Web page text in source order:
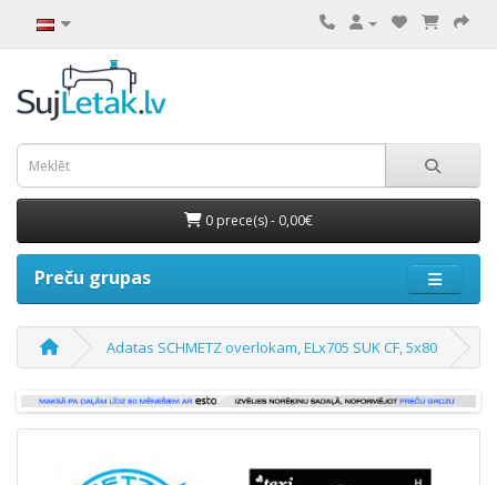
0 prece(s) - 0,00€
Preču grupas
Adatas SCHMETZ overlokam, ELx705 SUK CF, 5x80